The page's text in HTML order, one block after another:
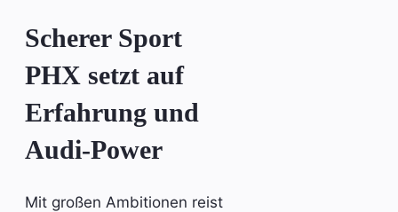
Scherer Sport
PHX setzt auf
Erfahrung und
Audi-Power
Mit großen Ambitionen reist